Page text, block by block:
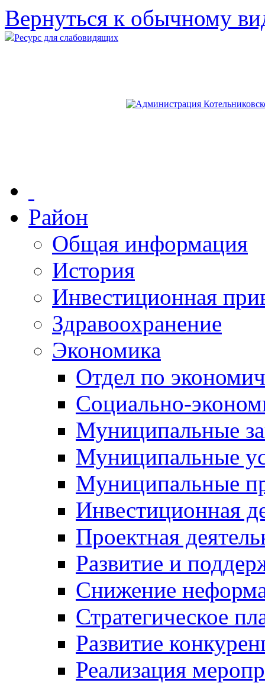
Вернуться к обычному
Ресурс для слабовидящих
Район
Общая информация
История
Инвестиционная
Здравоохранение
Экономика
Отдел по
Социально-
Муниципальные
Муниципальные
Муниципальные
Инвестиционная
Проектная
Развитие и
Снижение
Стратегическое
Развитие
Реализация